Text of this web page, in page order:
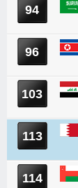
94
96
103
113
114